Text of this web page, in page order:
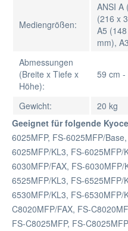
Mediengrößen:
ANSI A
(216 x
A5
mm),
Abmessungen
(Breite x Tiefe x
Höhe):
59 cm -
Gewicht:
20 kg
Geeignet für folgende
6025MFP, FS-6025MFP/
6025MFP/KL3, FS-6025MFP/
6030MFP/FAX, FS-
6525MFP/KL3, FS-6525MFP/
6530MFP/KL3, FS-6530MFP/
C8020MFP/FAX, FS-
FS-C8025MFP, FS-